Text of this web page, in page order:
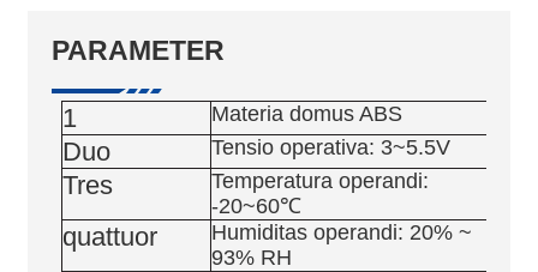
PARAMETER
1 Materia domus ABS
Duo Tensio operativa: 3~5.5V
Tres
Temperatura operandi:
-20~60℃
quattuor
Humiditas operandi: 20% ~
93% RH